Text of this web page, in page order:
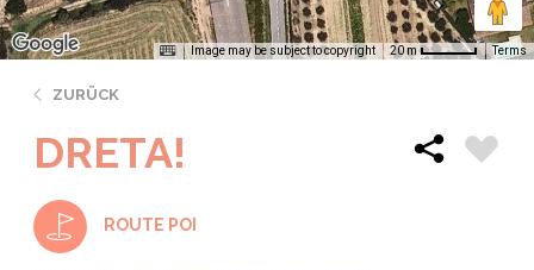
Image may be subject to copyright 20 m Terms
ZURÜCK
DRETA!
ROUTE POI